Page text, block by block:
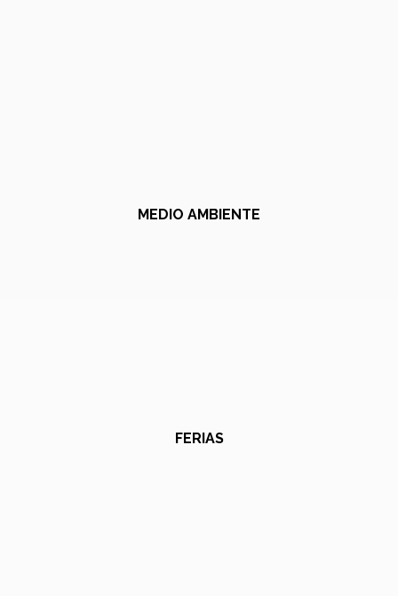
MEDIO AMBIENTE
FERIAS